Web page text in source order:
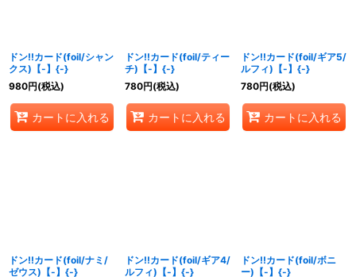
ドン!!カード(foil/シャン
クス)【-】{-}
980円(税込)
カートに入れる
ドン!!カード(foil/ティー
チ)【-】{-}
780円(税込)
カートに入れる
ドン!!カード(foil/ギア5/
ルフィ)【-】{-}
780円(税込)
カートに入れる
ドン!!カード(foil/ナミ/
ゼウス)【-】{-}
ドン!!カード(foil/ギア4/
ルフィ)【-】{-}
ドン!!カード(foil/ボニ
ー)【-】{-}